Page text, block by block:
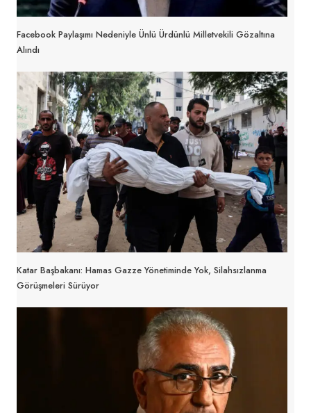
Facebook Paylaşımı Nedeniyle Ünlü Ürdünlü Milletvekili Gözaltına
Alındı
Katar Başbakanı: Hamas Gazze Yönetiminde Yok, Silahsızlanma
Görüşmeleri Sürüyor